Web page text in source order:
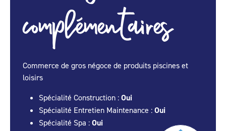
complémentaires
Commerce de gros négoce de produits piscines et
loisirs
Spécialité Construction : Oui
Spécialité Entretien Maintenance : Oui
Spécialité Spa : Oui